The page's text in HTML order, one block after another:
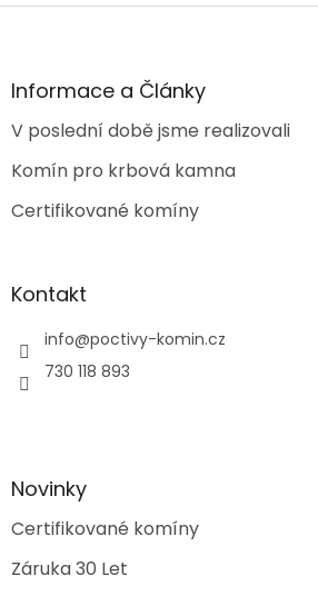
Z
aInformace a Články
V poslední době jsme realizovali
Komín pro krbová kamna
Certifikované komíny
Kontakt
info@poctivy-komin.cz
730 118 893
Novinky
Certifikované komíny
Záruka 30 Let